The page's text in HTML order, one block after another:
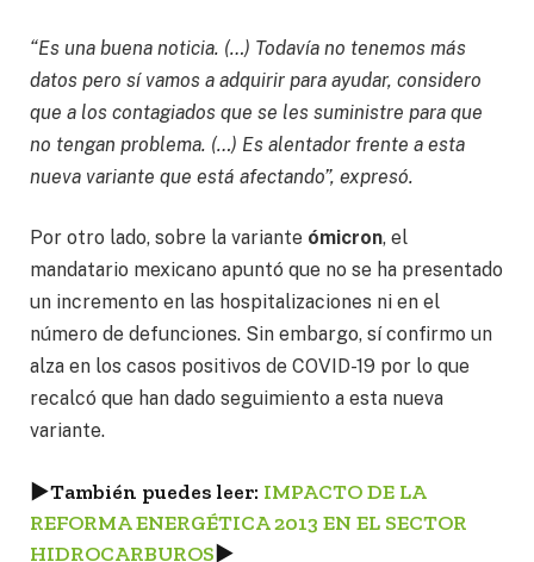
“Es una buena noticia. (…) Todavía no tenemos más
datos pero sí vamos a adquirir para ayudar, considero
que a los contagiados que se les suministre para que
no tengan problema. (…) Es alentador frente a esta
nueva variante que está afectando”, expresó.
Por otro lado, sobre la variante ómicron, el
mandatario mexicano apuntó que no se ha presentado
un incremento en las hospitalizaciones ni en el
número de defunciones. Sin embargo, sí confirmo un
alza en los casos positivos de COVID-19 por lo que
recalcó que han dado seguimiento a esta nueva
variante.
►También puedes leer: IMPACTO DE LA
REFORMA ENERGÉTICA 2013 EN EL SECTOR
HIDROCARBUROS►